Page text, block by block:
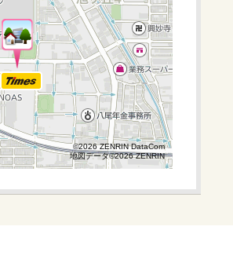
©2026 ZENRIN DataCom
地図データ©2026 ZENRIN
©2026 ZENRIN DataCom
地図データ©2026 ZENRIN